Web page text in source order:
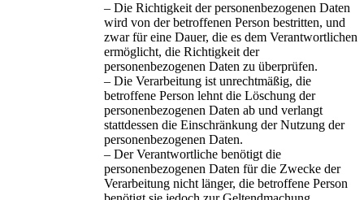
– Die Richtigkeit der personenbezogenen Daten
wird von der betroffenen Person bestritten, und
zwar für eine Dauer, die es dem Verantwortlichen
ermöglicht, die Richtigkeit der
personenbezogenen Daten zu überprüfen.
– Die Verarbeitung ist unrechtmäßig, die
betroffene Person lehnt die Löschung der
personenbezogenen Daten ab und verlangt
stattdessen die Einschränkung der Nutzung der
personenbezogenen Daten.
– Der Verantwortliche benötigt die
personenbezogenen Daten für die Zwecke der
Verarbeitung nicht länger, die betroffene Person